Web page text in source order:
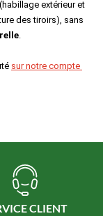
(habillage extérieur et
des tiroirs), sans
.
sur notre compte
CLIENT